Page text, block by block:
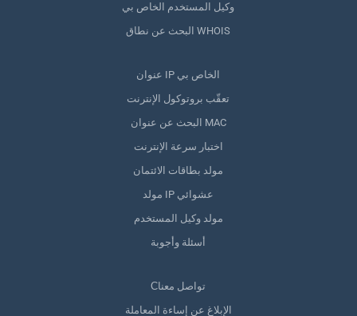
وكيل المستخدم الخاص بي
البحث عن نطاق WHOIS
عنوان IP الخاص بي
تعقّب بروتوكول الإنترنت
البحث عن عنوان MAC
اختبار سرعة الإنترنت
مولد بطاقات الائتمان
مولد IP عشوائي
مولد وكيل المستخدم
أسئلة وأجوبة
Сتواصل معنا
الإبلاغ عن إساءة المعاملة